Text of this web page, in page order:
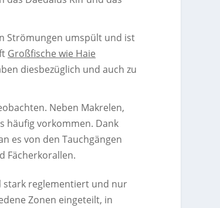
Strömungen umspült und ist
Großfische wie Haie
diesbezüglich und auch zu
Neben Makrelen,
häufig vorkommen. Dank
es von den Tauchgängen
Fächerkorallen.
stark reglementiert und nur
Zonen eingeteilt, in